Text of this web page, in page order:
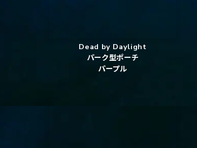
Dead by Daylight
パーク型ポーチ
パープル